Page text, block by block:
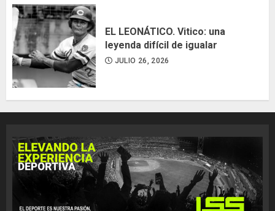
EL LEONÁTICO. Vitico: una
leyenda difícil de igualar
JULIO 26, 2026